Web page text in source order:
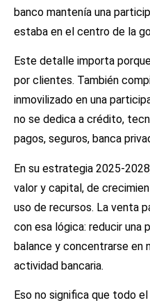
banco mantenía una
estaba en el centro de la
Este detalle importa
por clientes. También
inmovilizado en una
no se dedica a crédito,
pagos, seguros, banca
En su estrategia 2025-
valor y capital, de
uso de recursos. La venta
con esa lógica: reducir una
balance y concentrarse en
actividad bancaria.
Eso no significa que todo